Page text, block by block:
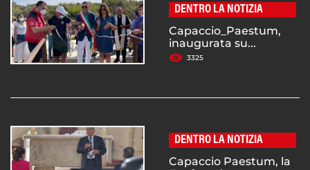
DENTRO LA NOTIZIA
Capaccio_Paestum,
inaugurata su...
3325
DENTRO LA NOTIZIA
Capaccio Paestum, la